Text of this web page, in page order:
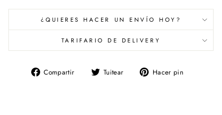
¿QUIERES HACER UN ENVÍO HOY?
TARIFARIO DE DELIVERY
Compartir
CompartirTuitear
Tuitear Hacer pin